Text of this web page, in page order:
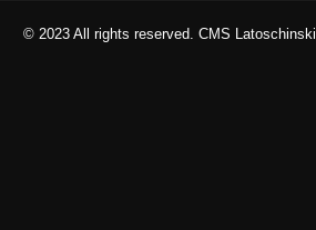
© 2023 All rights reserved. CMS Latoschinski